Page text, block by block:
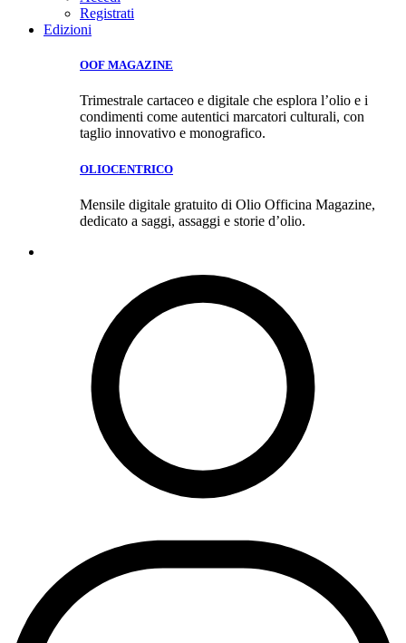
Registrati
Edizioni
OOF MAGAZINE
Trimestrale cartaceo e digitale che esplora l’olio e i
condimenti come autentici marcatori culturali, con
taglio innovativo e monografico.
OLIOCENTRICO
Mensile digitale gratuito di Olio Officina Magazine,
dedicato a saggi, assaggi e storie d’olio.